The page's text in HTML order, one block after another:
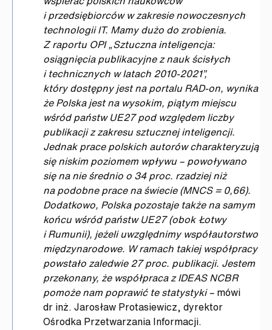
i przedsiębiorców w zakresie nowoczesnych
technologii IT. Mamy dużo do zrobienia.
Z raportu OPI „Sztuczna inteligencja:
osiągnięcia publikacyjne z nauk ścisłych
i technicznych w latach 2010-2021”,
który dostępny jest na portalu RAD-on, wynika
że Polska jest na wysokim, piątym miejscu
wśród państw UE27 pod względem liczby
publikacji z zakresu sztucznej inteligencji.
Jednak prace polskich autorów charakteryzują
się niskim poziomem wpływu – powoływano
się na nie średnio o 34 proc. rzadziej niż
na podobne prace na świecie (MNCS = 0,66).
Dodatkowo, Polska pozostaje także na samym
końcu wśród państw UE27 (obok Łotwy
i Rumunii), jeżeli uwzględnimy współautorstwo
międzynarodowe. W ramach takiej współpracy
powstało zaledwie 27 proc. publikacji. Jestem
przekonany, że współpraca z IDEAS NCBR
pomoże nam poprawić te statystyki – mówi
dr inż. Jarosław Protasiewicz, dyrektor
Ośrodka Przetwarzania Informacji.